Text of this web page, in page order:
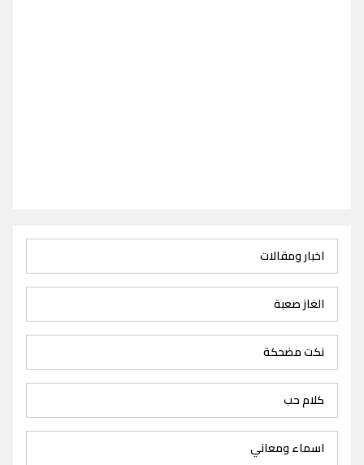
اخبار ومقالات
الغاز صعبة
نكت مضحكة
كلام حب
اسماء ومعاني